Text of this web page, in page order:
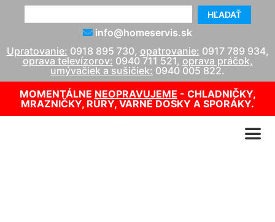
HĽADAŤ
info@homeservis.sk
Upratovanie: 0918 895 730, opatrovanie: 0917 789 934,
oprava televízorov: 0940 711 521, oprava práčok,
umývačiek a sušičiek: 0940 005 822.
MOMENTÁLNE NEOPRAVUJEME - CHLADNIČKY,
MRAZNIČKY, RÚRY, VARNÉ DOSKY A SPORÁKY.